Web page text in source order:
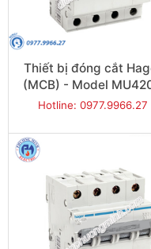
Thiết bị đóng cắt
(MCB) - Model
Hotline: 0977.9966.27